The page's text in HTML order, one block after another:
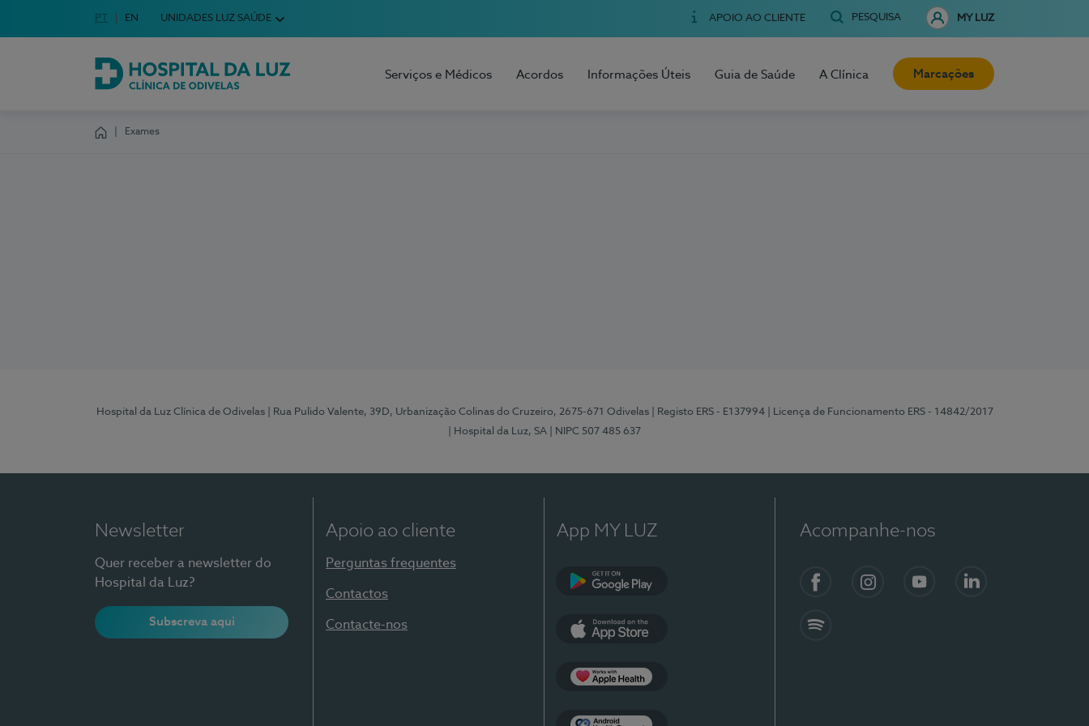
Escolha o seu idioma
Idioma em Português
PT English Language
EN UNIDADES LUZ SAÚDE APOIO AO CLIENTE PESQUISA MY LUZ
Hospital da Luz Clínica de Odivelas
Serviços e Médicos Acordos Informações Úteis Guia de Saúde A Clínica Marcações
Exames
Hospital da Luz Clínica de Odivelas | Rua Pulido Valente, 39D, Urbanização Colinas do Cruzeiro, 2675-671 Odivelas | Registo ERS - E137994
| Licença de Funcionamento ERS - 14842/2017
| Hospital da Luz, SA
| NIPC 507 485 637
Newsletter
Quer receber a newsletter do
Hospital da Luz?
Subscreva aqui
Apoio ao cliente
Perguntas frequentes
Contactos
Contacte-nos
App MY LUZ Acompanhe-nos